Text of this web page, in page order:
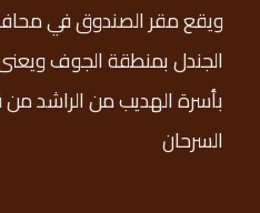
ويقع مقر الصندوق في
الجندل بمنطقة الجوف
بأسرة الهديب من الراشد من
السرحان